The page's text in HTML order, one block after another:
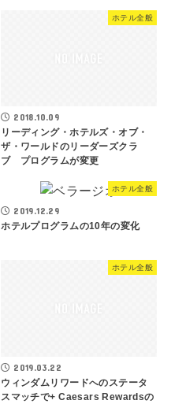
ホテル全般
2018.10.09
リーディング・ホテルズ・オブ・
ザ・ワールドのリーダーズクラ
ブ プログラムが変更
ホテル全般
2019.12.29
ホテルプログラムの10年の変化
ホテル全般
2019.03.22
ウィンダムリワードへのステータ
スマッチで+ Caesars Rewardsの